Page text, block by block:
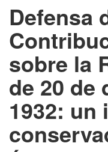
Defensa
sobre la
de 20 de
1932: un